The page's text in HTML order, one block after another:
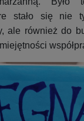
stało się nie
ale również do